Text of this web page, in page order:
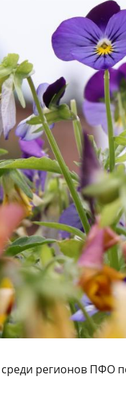
регионов ПФО